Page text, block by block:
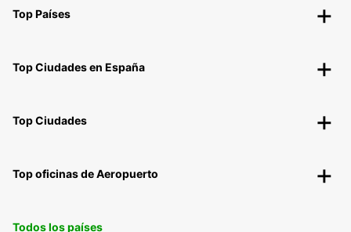
Top Países
Top Ciudades en España
Top Ciudades
Top oficinas de Aeropuerto
Todos los países